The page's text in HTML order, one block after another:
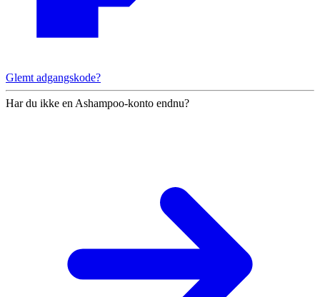
Glemt adgangskode?
Har du ikke en Ashampoo-konto endnu?